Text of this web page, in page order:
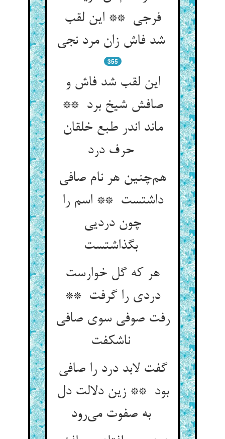
فرجی ** این لقب
شد فاش زان مرد نجی
355
این لقب شد فاش و
صافش شیخ برد **
ماند اندر طبع خلقان
هم‌چنین هر نام صافی
داشتست ** اسم را
چون دردیی
بگذاشتست
هر که گل خوارست
دردی را گرفت **
رفت صوفی سوی صافی
ناشکفت
گفت لابد درد را صافی
بود ** زین دلالت دل
به صفوت می‌رود